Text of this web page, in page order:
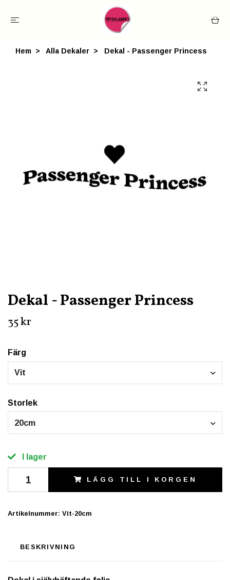
Hem Alla Dekaler Dekal - Passenger Princess
Dekal - Passenger Princess
35 kr
Färg
Vit
Storlek
20cm
I lager
LÄGG TILL I KORGEN
Artikelnummer: Vit-20cm
BESKRIVNING